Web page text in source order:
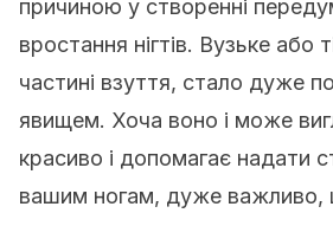
причиною у створенні
вростання нігтів. Вузьке або
частині взуття, стало дуже
явищем. Хоча воно і може
красиво і допомагає надати
вашим ногам, дуже важливо,